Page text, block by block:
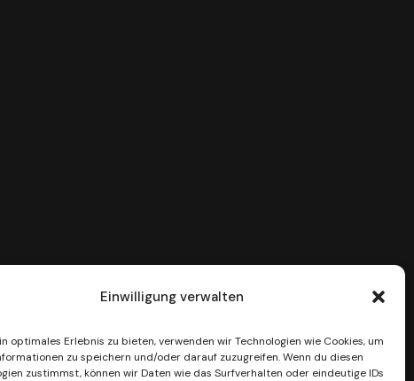
Einwilligung verwalten
optimales Erlebnis zu bieten, verwenden wir Technologien wie Cookies, um
zu speichern und/oder darauf zuzugreifen. Wenn du diesen
zustimmst, können wir Daten wie das Surfverhalten oder eindeutige IDs